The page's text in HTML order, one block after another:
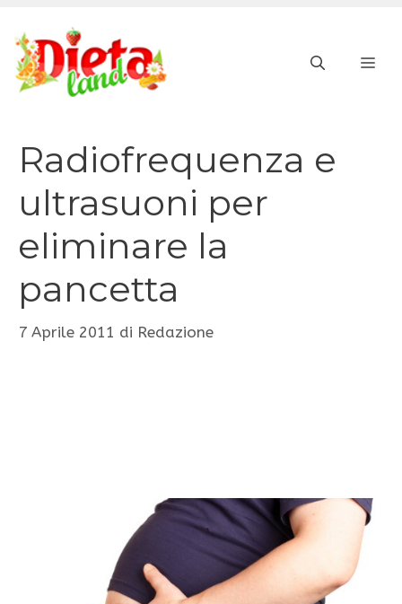
contenuto
Radiofrequenza e
ultrasuoni per
eliminare la
pancetta
7 Aprile 2011 di Redazione